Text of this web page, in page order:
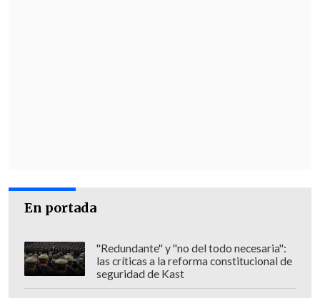
En portada
"Redundante" y "no del todo necesaria":
las críticas a la reforma constitucional de
seguridad de Kast